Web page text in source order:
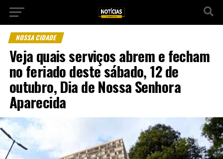
NOSSA CIDADE
Veja quais serviços abrem e fecham
no feriado deste sábado, 12 de
outubro, Dia de Nossa Senhora
Aparecida